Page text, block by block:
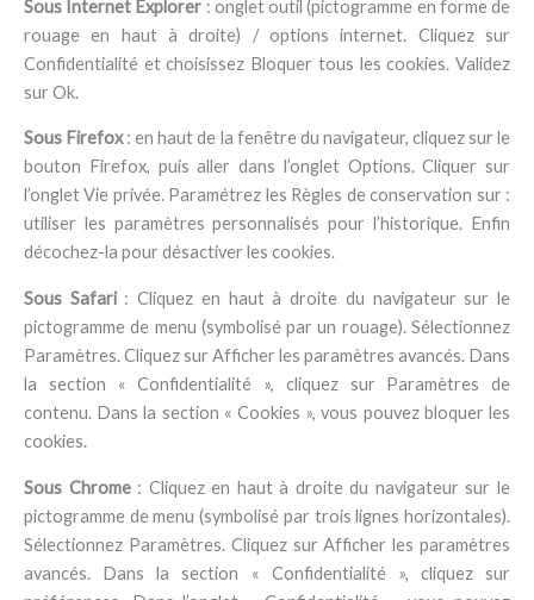
Sous Internet Explorer : onglet outil (pictogramme en forme de
rouage en haut à droite) / options internet. Cliquez sur
Confidentialité et choisissez Bloquer tous les cookies. Validez
sur Ok.
Sous Firefox: en haut de la fenêtre du navigateur, cliquez sur le
bouton Firefox, puis aller dans l’onglet Options. Cliquer sur
l’onglet Vie privée. Paramétrez les Règles de conservation sur :
utiliser les paramètres personnalisés pour l’historique. Enfin
décochez-la pour désactiver les cookies.
Sous Safari: Cliquez en haut à droite du navigateur sur le
pictogramme de menu (symbolisé par un rouage). Sélectionnez
Paramètres. Cliquez sur Afficher les paramètres avancés. Dans
la section « Confidentialité », cliquez sur Paramètres de
contenu. Dans la section « Cookies », vous pouvez bloquer les
cookies.
Sous Chrome: Cliquez en haut à droite du navigateur sur le
pictogramme de menu (symbolisé par trois lignes horizontales).
Sélectionnez Paramètres. Cliquez sur Afficher les paramètres
avancés. Dans la section « Confidentialité », cliquez sur